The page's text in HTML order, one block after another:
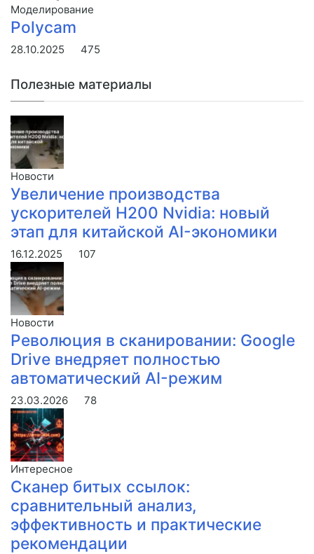
Моделирование
Polycam
28.10.2025 475
Полезные материалы
Новости
Увеличение производства
ускорителей H200 Nvidia: новый
этап для китайской AI-экономики
16.12.2025 107
Новости
Революция в сканировании: Google
Drive внедряет полностью
автоматический AI-режим
23.03.2026 78
Интересное
Сканер битых ссылок:
сравнительный анализ,
эффективность и практические
рекомендации